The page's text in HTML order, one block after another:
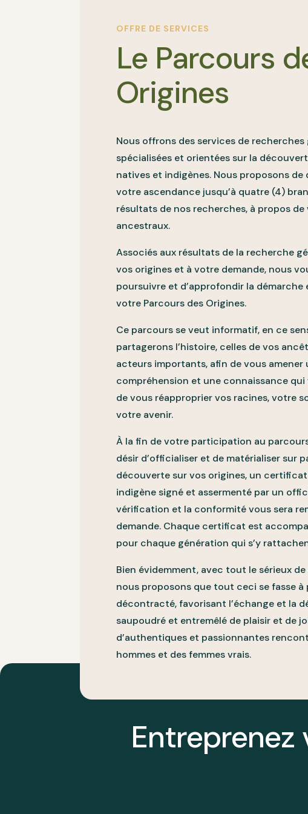
OFFRE DE SERVICES
Le Parcours
Origines
Nous offrons des services de
spécialisées et orientées sur la
natives et indigènes. Nous proposons
votre ascendance jusqu’à quatre (4)
résultats de nos recherches, à propos de
ancestraux.
Associés aux résultats de la recherche
vos origines et à votre demande, nous
poursuivre et d’approfondir la démarche
votre Parcours des Origines.
Ce parcours se veut informatif, en ce
partagerons l’histoire, celles de vos
acteurs importants, afin de vous amener
compréhension et une connaissance
de vous réapproprier vos racines, votre
votre avenir.
À la fin de votre participation au
désir d’officialiser et de matérialiser sur
découverte sur vos origines, un certificat
indigène signé et assermenté par un
vérification et la conformité vous sera
demande. Chaque certificat est
pour chaque génération qui s’y
Bien évidemment, avec tout le sérieux
nous proposons que tout ceci se fasse à
décontracté, favorisant l’échange et la
saupoudré et entremêlé de plaisir et de
d’authentiques et passionnantes
hommes et des femmes vrais.
Entreprenez